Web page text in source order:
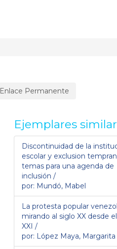
Enlace Permanente
Ejemplares
Discontinuidad de la
escolar y exclusion
temas para una agenda de
inclusión /
por: Mundó, Mabel
La protesta popular
mirando al siglo XX desde
XXI /
por: López Maya, Margarita